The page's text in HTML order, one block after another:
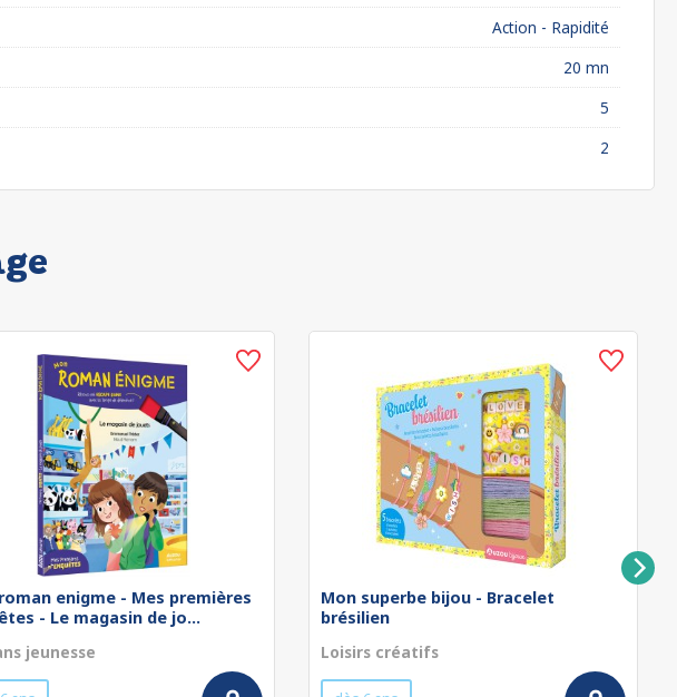
Action - Rapidité
20 mn
5
2
enigme - Mes premières
- Le magasin de jo...
jeunesse
Mon superbe bijou - Bracelet
brésilien
Loisirs créatifs